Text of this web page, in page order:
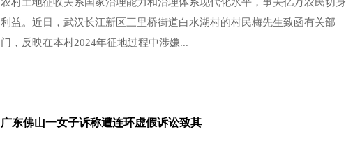
利益。近日，武汉长江新区三里桥街道白水湖村的村民梅先生致函有关部
门，反映在本村2024年征地过程中涉嫌...
广东佛山一女子诉称遭连环虚假诉讼致其